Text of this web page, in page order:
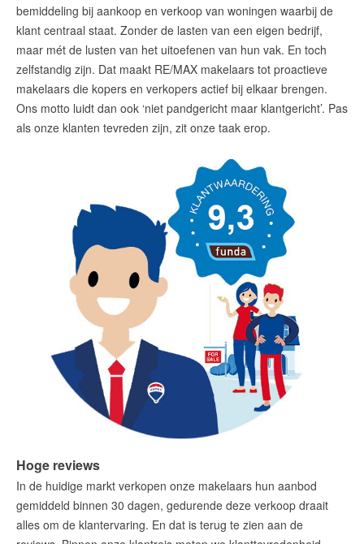
bemiddeling bij aankoop en verkoop van woningen waarbij de
klant centraal staat. Zonder de lasten van een eigen bedrijf,
maar mét de lusten van het uitoefenen van hun vak. En toch
zelfstandig zijn. Dat maakt RE/MAX makelaars tot proactieve
makelaars die kopers en verkopers actief bij elkaar brengen.
Ons motto luidt dan ook ‘niet pandgericht maar klantgericht’. Pas
als onze klanten tevreden zijn, zit onze taak erop.
Hoge reviews
In de huidige markt verkopen onze makelaars hun aanbod
gemiddeld binnen 30 dagen, gedurende deze verkoop draait
alles om de klantervaring. En dat is terug te zien aan de